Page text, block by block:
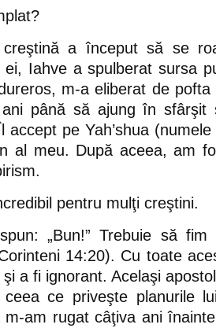
a început să se
ei, Iahve a spulberat sursa
m-a eliberat de pofta
până să ajung în sfârşit
accept pe Yah’shua
al meu. După aceea, am
pentru mulţi creştini.
„Bun!” Trebuie să
14:20). Cu toate
a fi ignorant. Acelaşi
ce priveşte planurile
m-am rugat câţiva ani